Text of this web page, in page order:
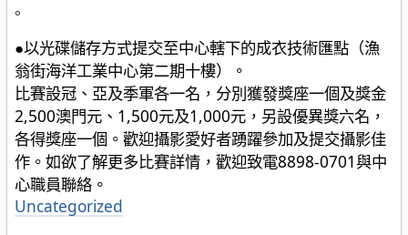
。
●以光碟儲存方式提交至中心轄下的成衣技術匯點（漁
翁街海洋工業中心第二期十樓）。
比賽設冠、亞及季軍各一名，分別獲發獎座一個及獎金
2,500澳門元、1,500元及1,000元，另設優異獎六名，
各得獎座一個。歡迎攝影愛好者踴躍參加及提交攝影佳
作。如欲了解更多比賽詳情，歡迎致電8898-0701與中
心職員聯絡。
分
Uncategorized